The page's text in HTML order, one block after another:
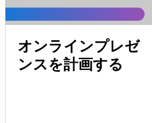
レッスン 15 (/ 20)
レッスン 16 (/ 20)
GoDaddy Poyntカードリ
オンラインプレゼ
ンスを計画する